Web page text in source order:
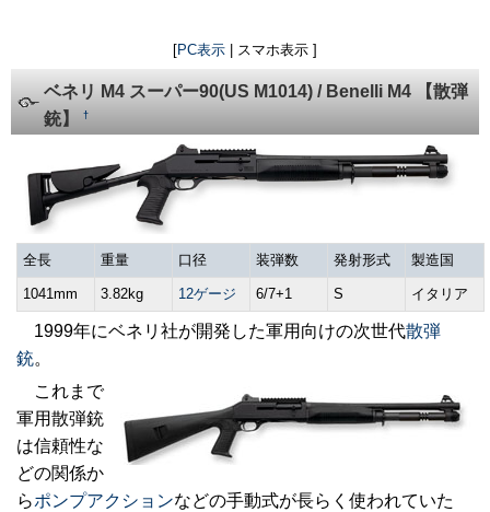
[PC表示 | スマホ表示 ]
ベネリ M4 スーパー90(US M1014) / Benelli M4 【散弾
銃】
†
全長 重量 口径 装弾数 発射形式 製造国
1041mm 3.82kg 12ゲージ 6/7+1 S イタリア
1999年にベネリ社が開発した軍用向けの次世代散弾
銃。
これまで
軍用散弾銃
は信頼性な
どの関係か
らポンプアクションなどの手動式が長らく使われていた